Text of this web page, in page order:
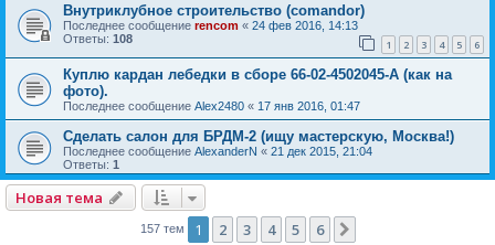
Внутриклубное строительство (comandor)
Последнее сообщение rencom « 24 фев 2016, 14:13
Ответы: 108 1 2 3 4 5 6
Куплю кардан лебедки в сборе 66-02-4502045-А (как на
фото).
Последнее сообщение Alex2480 « 17 янв 2016, 01:47
Сделать салон для БРДМ-2 (ищу мастерскую, Москва!)
Последнее сообщение AlexanderN « 21 дек 2015, 21:04
Ответы: 1
Новая тема
157 тем 1 2 3 4 5 6